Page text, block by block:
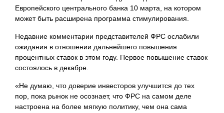
Европейского центрального банка 10 марта, на котором
может быть расширена программа стимулирования.
Недавние комментарии представителей ФРС ослабили
ожидания в отношении дальнейшего повышения
процентных ставок в этом году. Первое повышение ставок
состоялось в декабре.
«Не думаю, что доверие инвесторов улучшится до тех
пор, пока рынок не осознает, что ФРС на самом деле
настроена на более мягкую политику, чем она сама